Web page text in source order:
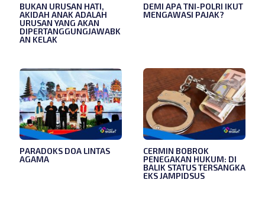
BUKAN URUSAN HATI,
AKIDAH ANAK ADALAH
URUSAN YANG AKAN
DIPERTANGGUNGJAWABK
AN KELAK
DEMI APA TNI-POLRI IKUT
MENGAWASI PAJAK?
PARADOKS DOA LINTAS
AGAMA
CERMIN BOBROK
PENEGAKAN HUKUM: DI
BALIK STATUS TERSANGKA
EKS JAMPIDSUS